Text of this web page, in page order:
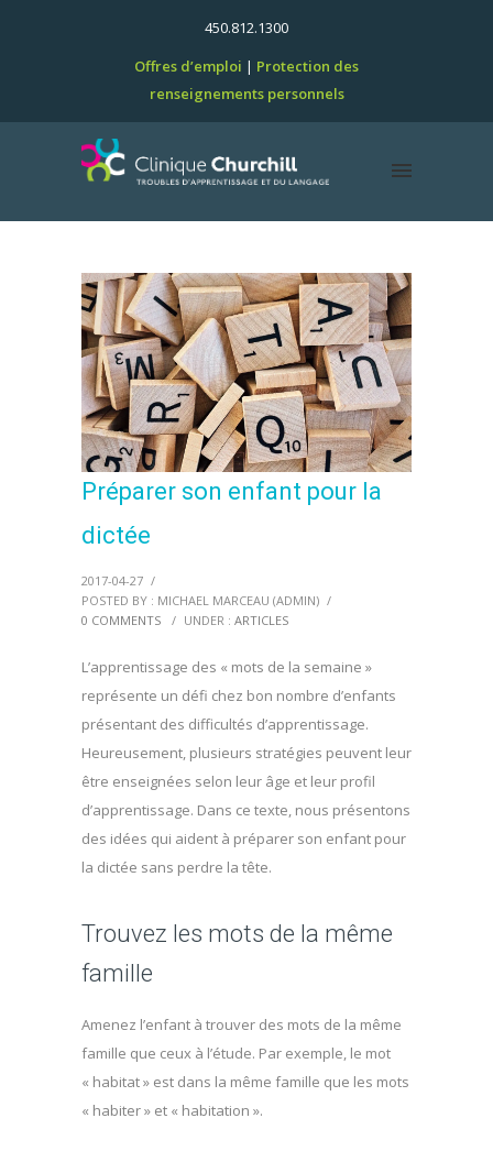
450.812.1300
Offres d’emploi
Protection des
renseignements personnels
Préparer son enfant pour la
dictée
2017-04-27 /
POSTED BY : MICHAEL MARCEAU (ADMIN) /
0 COMMENTS
/ UNDER : ARTICLES
L’apprentissage des « mots de la semaine »
représente un défi chez bon nombre d’enfants
présentant des difficultés d’apprentissage.
Heureusement, plusieurs stratégies peuvent leur
être enseignées selon leur âge et leur profil
d’apprentissage. Dans ce texte, nous présentons
des idées qui aident à préparer son enfant pour
la dictée sans perdre la tête.
Trouvez les mots de la même
famille
Amenez l’enfant à trouver des mots de la même
famille que ceux à l’étude. Par exemple, le mot
« habitat » est dans la même famille que les mots
« habiter » et « habitation ».